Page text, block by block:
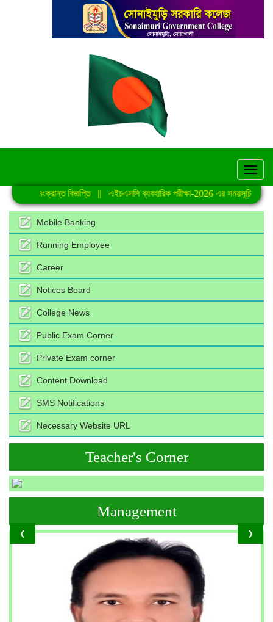
সংক্রান্ত বিজ্ঞপ্তি|| এইচএসসি ব্যবহারিক পরীক্ষা-2026 এর সময়সূচি||
Mobile Banking
Running Employee
Career
Notices Board
College News
Public Exam Corner
Private Exam corner
Content Download
SMS Notifications
Necessary Website URL
Teacher's Corner
❮ ❯
Management